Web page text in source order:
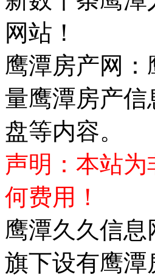
网站！
鹰潭房产网
量鹰潭房产
盘等内容。
声明：本站
何费用！
鹰潭久久信
旗下设有鹰潭